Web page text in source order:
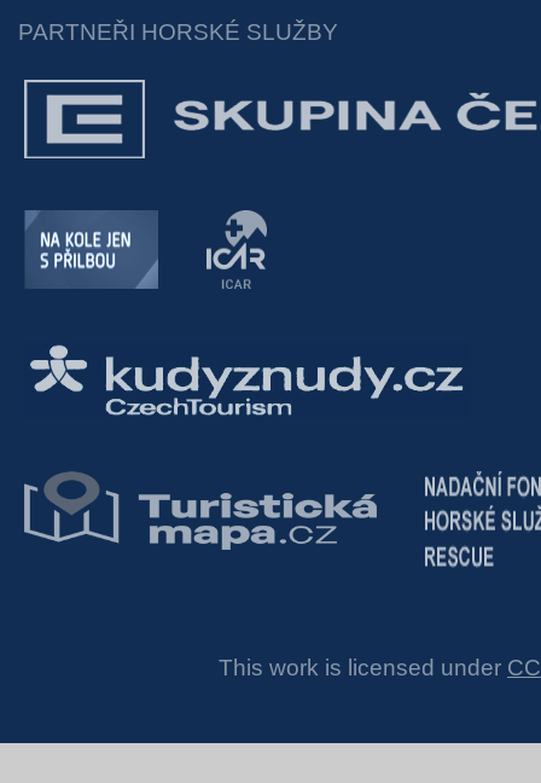
PARTNEŘI HORSKÉ SLUŽBY
This work is licensed under